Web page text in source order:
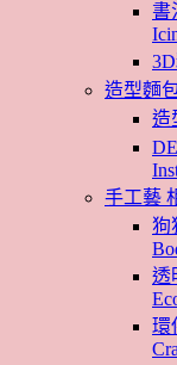
書
造型麵
造
手工藝
狗
透
環